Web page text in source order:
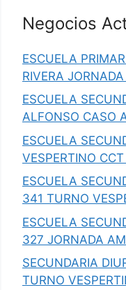
Negocios
ESCUELA
RIVERA
ESCUELA
ALFONSO CASO
ESCUELA
VESPERTINO
ESCUELA
341 TURNO
ESCUELA
327 JORNADA
SECUNDARIA
TURNO